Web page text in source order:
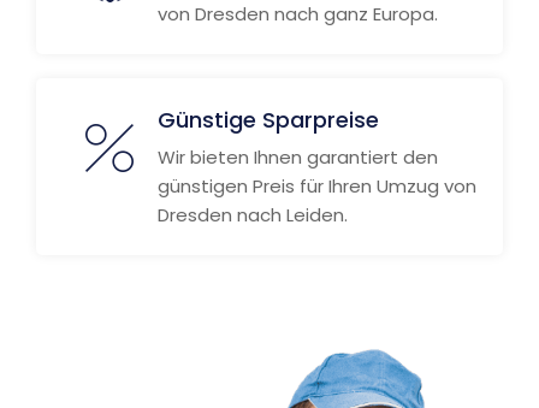
von Dresden nach ganz Europa.
Günstige Sparpreise
Wir bieten Ihnen garantiert den
günstigen Preis für Ihren Umzug von
Dresden nach Leiden.